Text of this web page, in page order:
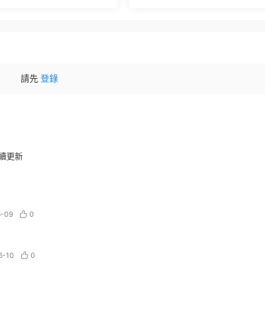
請先 登錄
更新
09 0
10 0